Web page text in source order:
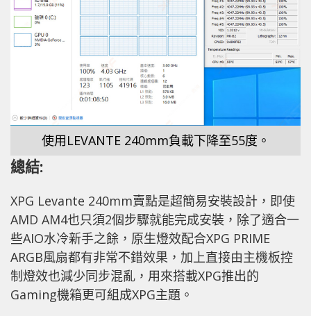
使用LEVANTE 240mm負載下降至55度。
總結:
XPG Levante 240mm賣點是超簡易安裝設計，即使
AMD AM4也只須2個步驟就能完成安裝，除了適合一
些AIO水冷新手之餘，原生燈效配合XPG PRIME
ARGB風扇都有非常不錯效果，加上直接由主機板控
制燈效也減少同步混亂，用來搭載XPG推出的
Gaming機箱更可組成XPG主題。